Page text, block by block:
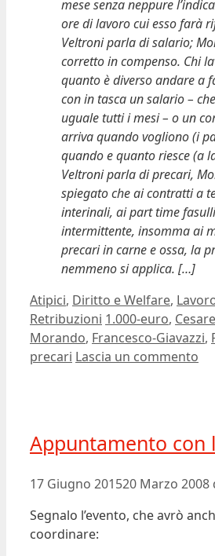
mese senza neppure
ore di lavoro cui esso farà
Veltroni parla di salario;
corretto in compenso. Chi
quanto è diverso andare a
con in tasca un salario –
uguale tutti i mesi – o un
arriva quando vogliono (i
quando e quanto riesce (a
Veltroni parla di precari,
spiegato che ai contratti a
interinali, ai part time
intermittente, insomma ai
precari in carne e ossa, la
nemmeno si applica. […]
Categorie
Atipici, Diritto e Welfare,
Retribuzioni Tag
1.000-euro,
Morando, Francesco-Giavazzi,
precari Lascia un commento
Appuntamento con
17 Giugno 201520 Marzo 2008
Segnalo l’evento, che avrò
coordinare: